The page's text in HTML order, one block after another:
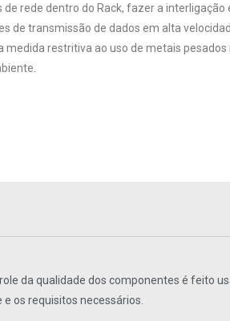
rede dentro do Rack, fazer a interligação
de transmissão de dados em alta
restritiva ao uso de metais pesados
da qualidade dos componentes é feito
os requisitos necessários.